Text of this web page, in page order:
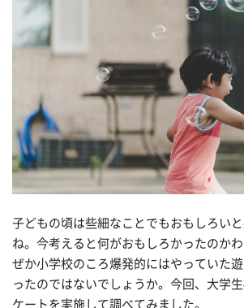
子どもの頃は些細なことでもおもしろい
ね。今考えると何がおもしろかったのか
ぜか小学校のころ爆発的にはやっていた
ったのではないでしょうか。今回、大学
ケートを実施して調べてみました。